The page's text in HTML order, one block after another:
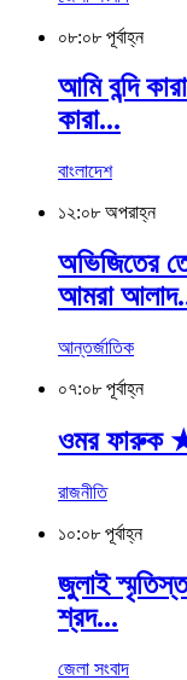
০৮:০৮ পূর্বাহ্ন
আমি বন্দি
কারা...
বাংলাদেশ
১২:০৮ অপরাহ্ন
অভিজিতের
আমরা
আন্তর্জাতিক
০৭:০৮ পূর্বাহ্ন
ওমর ফারুক ★
রাজনীতি
১০:০৮ পূর্বাহ্ন
জুলাই
শ্রদ...
জেলা সংবাদ